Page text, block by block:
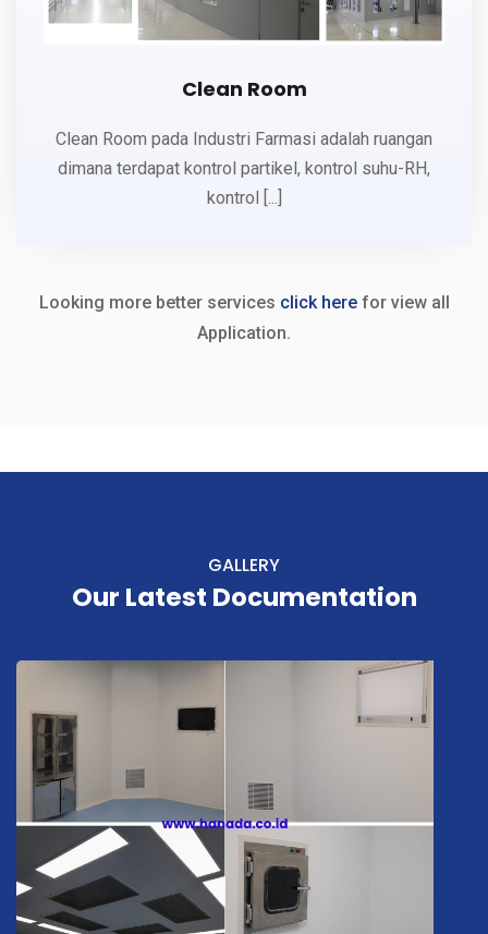
Clean Room
Clean Room pada Industri Farmasi adalah ruangan
dimana terdapat kontrol partikel, kontrol suhu-RH,
kontrol [...]
Looking more better services click herefor view all
Application.
GALLERY
Our Latest Documentation
Rumah Sakit Cianjur